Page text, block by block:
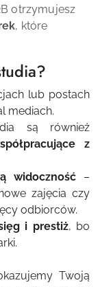
otrzymujesz
, które
lub postach
mediach.
są również
z
widoczność –
zajęcia czy
odbiorców.
i prestiż, bo
Twoją